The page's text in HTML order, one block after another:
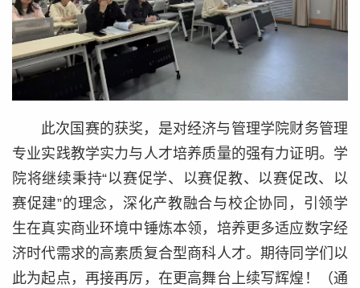
此次国赛的获奖，是对经济与管理学院财务管理
专业实践教学实力与人才培养质量的强有力证明。学
院将继续秉持“以赛促学、以赛促教、以赛促改、以
赛促建”的理念，深化产教融合与校企协同，引领学
生在真实商业环境中锤炼本领，培养更多适应数字经
济时代需求的高素质复合型商科人才。期待同学们以
此为起点，再接再厉，在更高舞台上续写辉煌！（通